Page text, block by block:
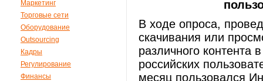
Маркетинг
Торговые сети
Оборудование
Outsourcing
Кадры
Регулирование
Финансы
В ходе опроса,
скачивания или
различного
российских
месяц пользовался